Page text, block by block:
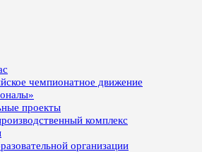
чемпионатное движение
проекты
комплекс
организации